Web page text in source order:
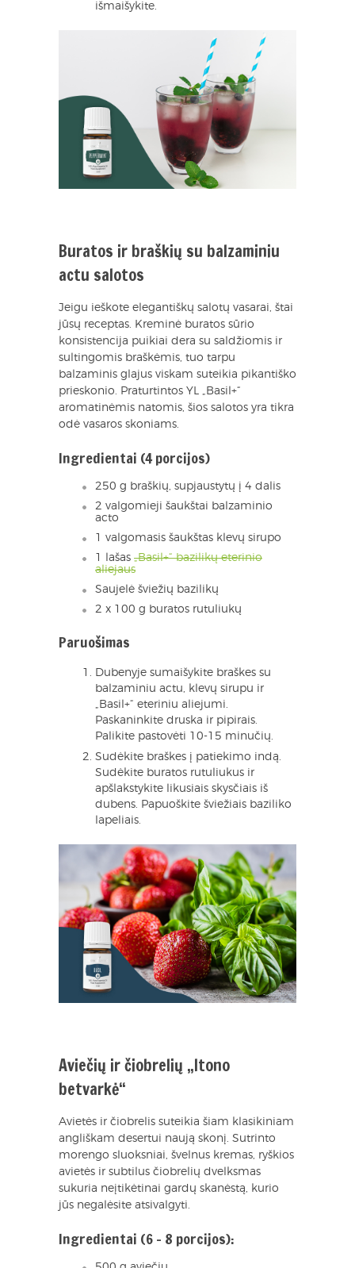
išmaišykite.
Buratos ir braškių su balzaminiu
actu salotos
Jeigu ieškote elegantiškų salotų vasarai, štai
jūsų receptas. Kreminė buratos sūrio
konsistencija puikiai dera su saldžiomis ir
sultingomis braškėmis, tuo tarpu
balzaminis glajus viskam suteikia pikantiško
prieskonio. Praturtintos YL „Basil+“
aromatinėmis natomis, šios salotos yra tikra
odė vasaros skoniams.
Ingredientai (4 porcijos)
250 g braškių, supjaustytų į 4 dalis
2 valgomieji šaukštai balzaminio
acto
1 valgomasis šaukštas klevų sirupo
1 lašas „Basil+“ bazilikų eterinio
aliejaus
Saujelė šviežių bazilikų
2 x 100 g buratos rutuliukų
Paruošimas
Dubenyje sumaišykite braškes su
balzaminiu actu, klevų sirupu ir
„Basil+“ eteriniu aliejumi.
Paskaninkite druska ir pipirais.
Palikite pastovėti 10-15 minučių.
Sudėkite braškes į patiekimo indą.
Sudėkite buratos rutuliukus ir
apšlakstykite likusiais skysčiais iš
dubens. Papuoškite šviežiais baziliko
lapeliais.
Aviečių ir čiobrelių „Itono
betvarkė“
Avietės ir čiobrelis suteikia šiam klasikiniam
angliškam desertui naują skonį. Sutrinto
morengo sluoksniai, švelnus kremas, ryškios
avietės ir subtilus čiobrelių dvelksmas
sukuria neįtikėtinai gardų skanėstą, kurio
jūs negalėsite atsivalgyti.
Ingredientai (6 – 8 porcijos):